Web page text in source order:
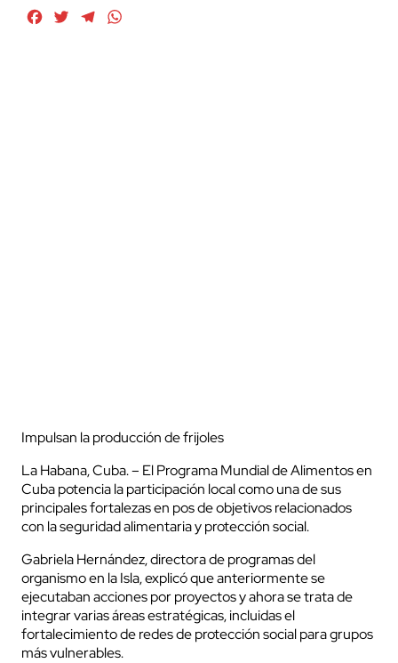
FacebookTwitterTelegram
Impulsan la producción de frijoles
La Habana, Cuba. – El Programa Mundial de Alimentos en
Cuba potencia la participación local como una de sus
principales fortalezas en pos de objetivos relacionados
con la seguridad alimentaria y protección social.
Gabriela Hernández, directora de programas del
organismo en la Isla, explicó que anteriormente se
ejecutaban acciones por proyectos y ahora se trata de
integrar varias áreas estratégicas, incluidas el
fortalecimiento de redes de protección social para grupos
más vulnerables.